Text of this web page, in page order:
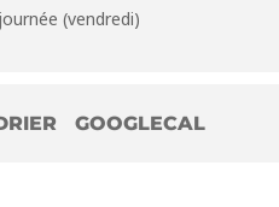
(vendredi)
GOOGLECAL